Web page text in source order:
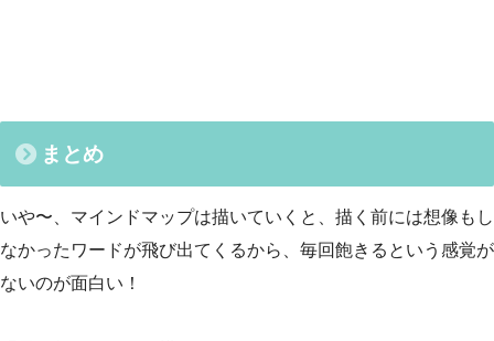
まとめ
いや〜、マインドマップは描いていくと、描く前には想像もし
なかったワードが飛び出てくるから、毎回飽きるという感覚が
ないのが面白い！